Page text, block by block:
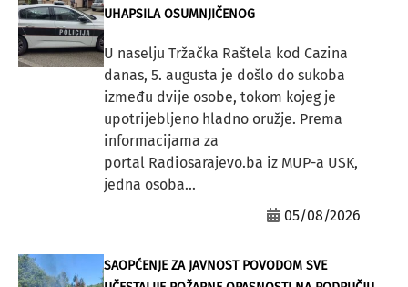
UHAPSILA OSUMNJIČENOG
U naselju Tržačka Raštela kod Cazina
danas, 5. augusta je došlo do sukoba
između dvije osobe, tokom kojeg je
upotrijebljeno hladno oružje. Prema
informacijama za
portal Radiosarajevo.ba iz MUP-a USK,
jedna osoba...
05/08/2026
SAOPĆENJE ZA JAVNOST POVODOM SVE